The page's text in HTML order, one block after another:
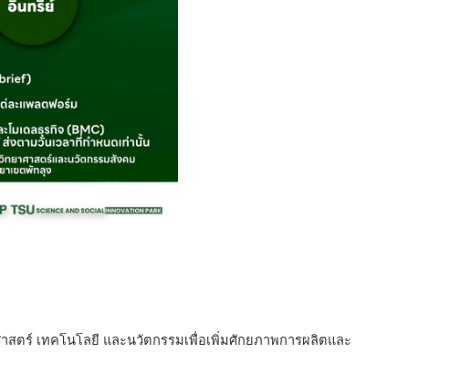
สตร์ เทคโนโลยี และนวัตกรรมเพื่อเพิ่มศักยภาพการผลิตและ